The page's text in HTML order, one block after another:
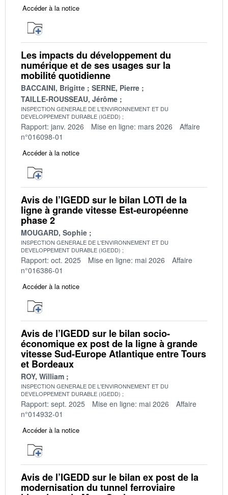
Accéder à la notice
Les impacts du développement du
numérique et de ses usages sur la
mobilité quotidienne
BACCAINI, Brigitte
SERNE, Pierre
TAILLE-ROUSSEAU, Jérôme
INSPECTION GENERALE DE L'ENVIRONNEMENT ET DU
DEVELOPPEMENT DURABLE (IGEDD)
Rapport: janv. 2026 Mise en ligne: mars 2026
Affaire
n°016098-01
Accéder à la notice
Avis de l’IGEDD sur le bilan LOTI de la
ligne à grande vitesse Est-européenne
phase 2
MOUGARD, Sophie
INSPECTION GENERALE DE L'ENVIRONNEMENT ET DU
DEVELOPPEMENT DURABLE (IGEDD)
Rapport: oct. 2025 Mise en ligne: mai 2026
Affaire
n°016386-01
Accéder à la notice
Avis de l’IGEDD sur le bilan socio-
économique ex post de la ligne à grande
vitesse Sud-Europe Atlantique entre Tours
et Bordeaux
ROY, William
INSPECTION GENERALE DE L'ENVIRONNEMENT ET DU
DEVELOPPEMENT DURABLE (IGEDD)
Rapport: sept. 2025 Mise en ligne: mai 2026
Affaire
n°014932-01
Accéder à la notice
Avis de l’IGEDD sur le bilan ex post de la
modernisation du tunnel ferroviaire